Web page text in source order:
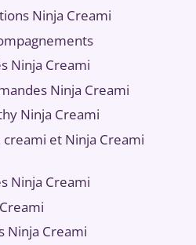
Ninja Creami
Ninja Creami
Ninja Creami
Ninja Creami
et Ninja Creami
Ninja Creami
Ninja Creami